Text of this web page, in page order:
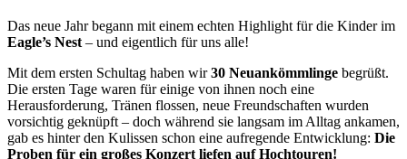
Das neue Jahr begann mit einem echten Highlight für die Kinder im
Eagle’s Nest – und eigentlich für uns alle!
Mit dem ersten Schultag haben wir30 Neuankömmlinge begrüßt.
Die ersten Tage waren für einige von ihnen noch eine
Herausforderung, Tränen flossen, neue Freundschaften wurden
vorsichtig geknüpft – doch während sie langsam im Alltag ankamen,
gab es hinter den Kulissen schon eine aufregende Entwicklung: Die
Proben für ein großes Konzert liefen auf Hochtouren!